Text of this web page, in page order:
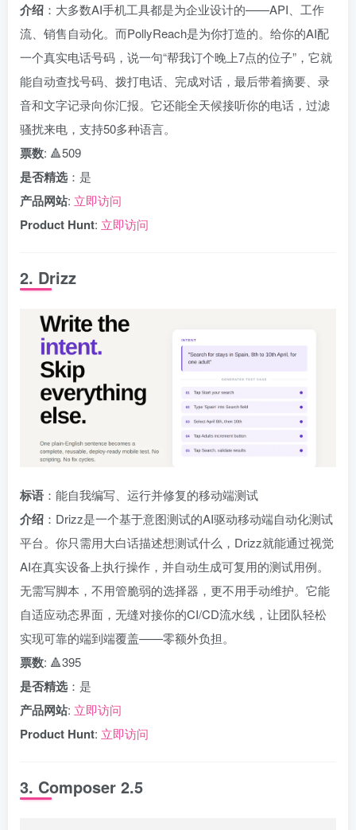
介绍 ：大多数AI手机工具都是为企业设计的——API、工作
流、销售自动化。而PollyReach是为你打造的。给你的AI配
一个真实电话号码，说一句“帮我订个晚上7点的位子”，它就
能自动查找号码、拨打电话、完成对话，最后带着摘要、录
音和文字记录向你汇报。它还能全天候接听你的电话，过滤
骚扰来电，支持50多种语言。
票数: 🔺509
是否精选 ：是
产品网站: 立即访问
Product Hunt: 立即访问
2. Drizz
标语 ：能自我编写、运行并修复的移动端测试
介绍 ：Drizz是一个基于意图测试的AI驱动移动端自动化测试
平台。你只需用大白话描述想测试什么，Drizz就能通过视觉
AI在真实设备上执行操作，并自动生成可复用的测试用例。
无需写脚本，不用管脆弱的选择器，更不用手动维护。它能
自适应动态界面，无缝对接你的CI/CD流水线，让团队轻松
实现可靠的端到端覆盖——零额外负担。
票数: 🔺395
是否精选 ：是
产品网站: 立即访问
Product Hunt: 立即访问
3. Composer 2.5